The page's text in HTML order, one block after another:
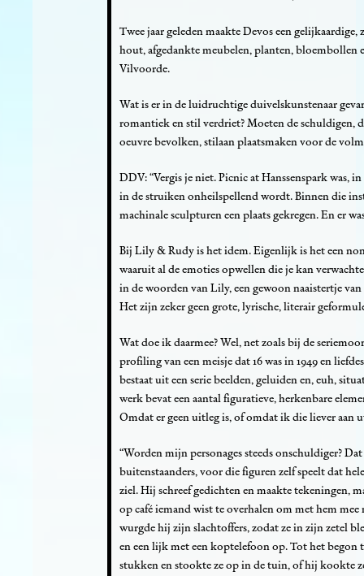
Twee jaar geleden maakte Devos een
hout, afgedankte meubelen, planten, bloembollen
Vilvoorde.
Wat is er in de luidruchtige duivelskunstenaar
romantiek en stil verdriet? Moeten de schuldigen,
oeuvre bevolken, stilaan plaatsmaken voor de
DDV: “Vergis je niet. Picnic at Hanssenspark was,
in de struiken onheilspellend wordt. Binnen die
machinale sculpturen een plaats gekregen. En er
Bij Lily & Rudy is het idem. Eigenlijk is het een
waaruit al de emoties opwellen die je kan
in de woorden van Lily, een gewoon naaistertje
Het zijn zeker geen grote, lyrische, literair
Wat doe ik daarmee? Wel, net zoals bij de
profiling van een meisje dat 16 was in 1949 en
bestaat uit een serie beelden, geluiden en, euh,
werk bevat een aantal figuratieve, herkenbare
Omdat er geen uitleg is, of omdat ik die liever aan
“Worden mijn personages steeds onschuldiger?
buitenstaanders, voor die figuren zelf speelt dat
ziel. Hij schreef gedichten en maakte tekeningen,
op café iemand wist te overhalen om met hem
wurgde hij zijn slachtoffers, zodat ze in zijn zetel
en een lijk met een koptelefoon op. Tot het begon
stukken en stookte ze op in de tuin, of hij kookte